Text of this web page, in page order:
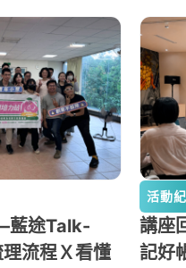
途Talk-
流程Ｘ看懂
活動
講座
記好